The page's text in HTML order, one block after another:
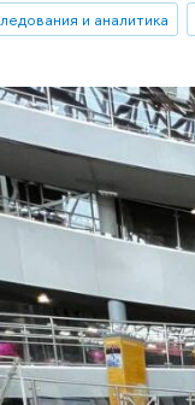
и аналитика